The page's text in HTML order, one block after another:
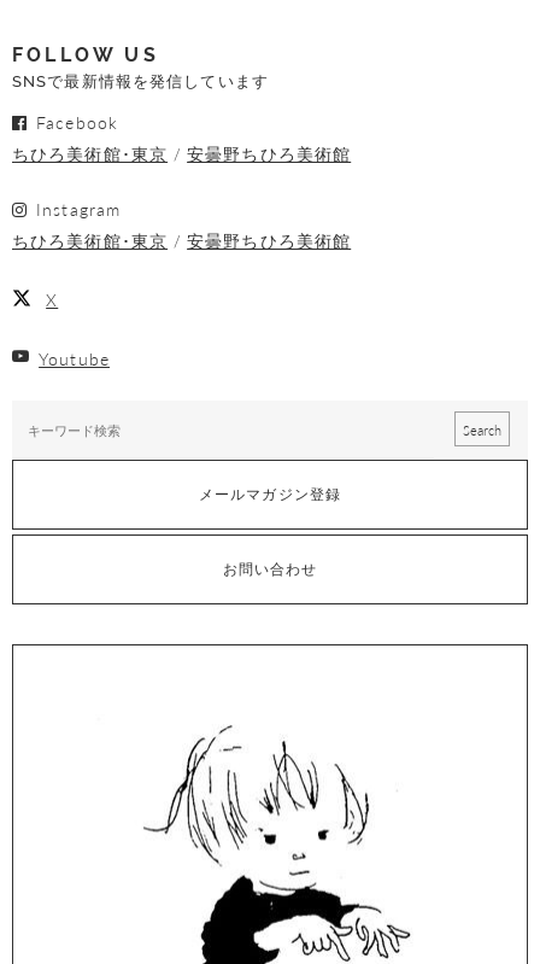
FOLLOW US
SNSで最新情報を発信しています
Facebook
ちひろ美術館･東京
安曇野ちひろ美術館
Instagram
ちひろ美術館･東京
安曇野ちひろ美術館
X
Youtube
メールマガジン登録
お問い合わせ